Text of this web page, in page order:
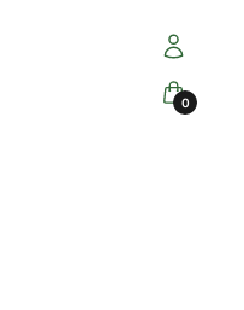
Zaloguj się
Koszyk